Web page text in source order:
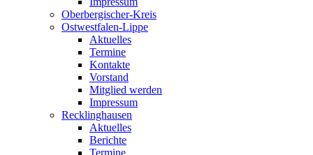
Oberbergischer-Kreis
Ostwestfalen-Lippe
Aktuelles
Termine
Kontakte
Vorstand
Mitglied werden
Impressum
Recklinghausen
Aktuelles
Berichte
Termine